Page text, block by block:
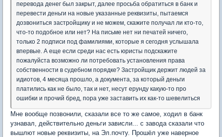
перевода денег был закрыт, далее просьба обратиться в банк и
перевести деньги на новые указанные реквизиты, пытаемся
дозвониться застройщику и не можем, скажите получал ли кто-то,
что-то подобное или нет? На письме нет ни печатей ничего,
только 2 подписи под фамилиями, которые я сегодня услышала
впервые. А еще если среди нас есть юристы подскажите
пожалуйста возможно ли потребовать установления права
собственности в судебном порядке? Застройщик держит людей за
идиотов, 4 месяца прошло, а документа, за который деньги
платились как не было, так и нет, несут ерунду какую-то про
ошибки и прочий бред, пора уже заставить их как-то шевелиться
Мне вообще позвонили, сказали все то же самое, ходил в банк
узнавал, действительно деньги зависли... с завода сказали что
вышлют новые реквизиты, на Эл.почту. Прошёл уже наверное